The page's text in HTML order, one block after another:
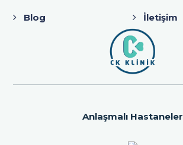
Blog İletişim
Anlaşmalı Hastaneler